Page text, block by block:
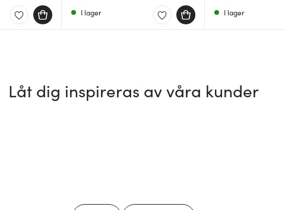
I lager I lager
Låt dig inspireras av våra kunder